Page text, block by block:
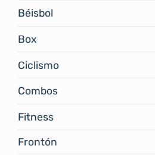
Béisbol
Box
Ciclismo
Combos
Fitness
Frontón